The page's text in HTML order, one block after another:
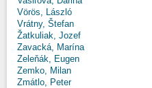
Vörös, László
Vrátny, Štefan
Žatkuliak, Jozef
Zavacká, Marína
Zeleňák, Eugen
Zemko, Milan
Zmátlo, Peter